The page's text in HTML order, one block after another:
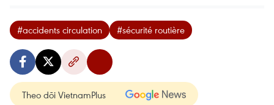
#accidents circulation #sécurité routière
Theo dõi VietnamPlus